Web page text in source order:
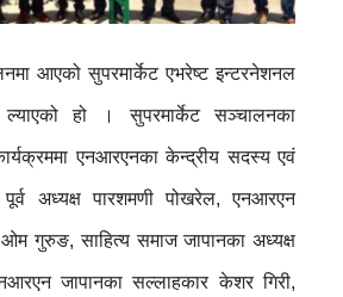
आएको सुपरमार्केट एभरेष्ट इन्टरनेशनल
हो । सुपरमार्केट सञ्चालनका
एनआरएनका केन्द्रीय सदस्य एवं
अध्यक्ष पारशमणी पोखरेल, एनआरएन
ओम गुरुङ, साहित्य समाज जापानका अध्यक्ष
जापानका सल्लाहकार केशर गिरी,